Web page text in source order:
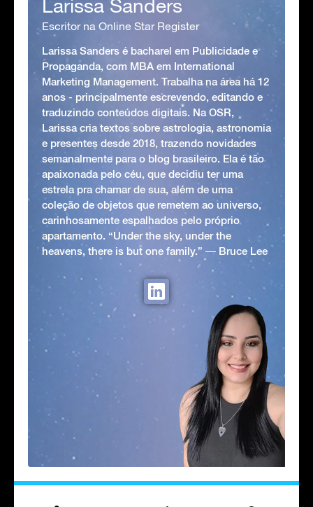
Larissa Sanders
Escritor na Online Star Register
Larissa Sanders é bacharel em Publicidade e
Propaganda, com MBA em International
Marketing Management. Trabalha na área há 12
anos - principalmente escrevendo, editando e
traduzindo conteúdos digitais. Na OSR,
Larissa cria textos sobre astrologia, astronomia
e presentes desde 2018, trazendo novidades
semanalmente para o blog brasileiro. Ela é tão
apaixonada pelo céu, que decidiu ter uma
estrela pra chamar de sua, além de uma
coleção de objetos que remetem ao universo,
carinhosamente espalhados pelo próprio
apartamento. “Under the sky, under the
heavens, there is but one family.” ― Bruce Lee